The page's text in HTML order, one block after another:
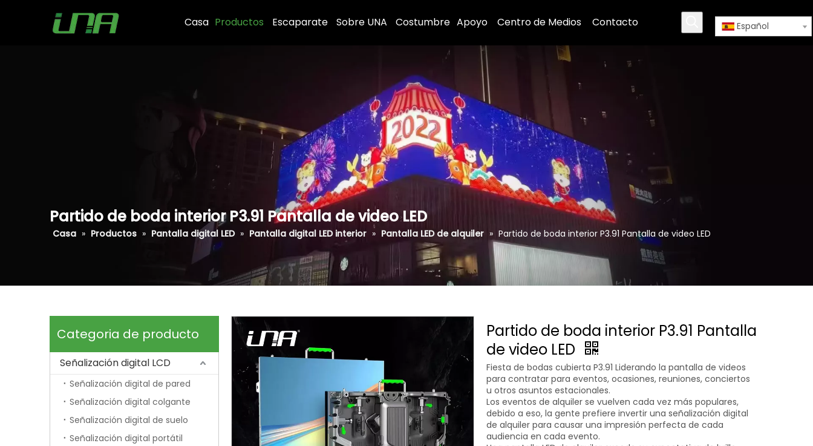
Casa Productos Escaparate Sobre UNA Costumbre Apoyo Centro de Medios Contacto Español
Partido de boda interior P3.91 Pantalla de video LED
Casa » Productos » Pantalla digital LED » Pantalla digital LED interior » Pantalla LED de alquiler » Partido de boda interior P3.91 Pantalla de video LED
Categoria de producto
Señalización digital LCD
Señalización digital de pared
Señalización digital colgante
Señalización digital de suelo
Señalización digital portátil
Partido de boda interior P3.91 Pantalla
de video LED
Fiesta de bodas cubierta P3.91 Liderando la pantalla de videos
para contratar para eventos, ocasiones, reuniones, conciertos
u otros asuntos estacionales.
Los eventos de alquiler se vuelven cada vez más populares,
debido a eso, la gente prefiere invertir una señalización digital
de alquiler para causar una impresión perfecta de cada
audiencia en cada evento.